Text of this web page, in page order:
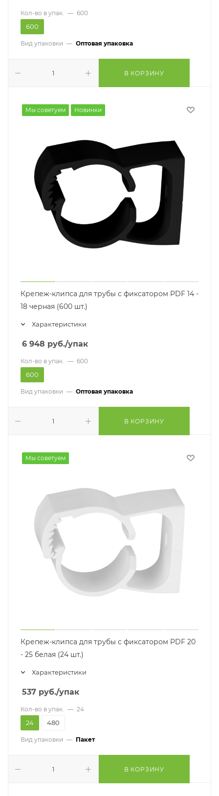
Кол-во в упак. — 600
600
Вид упаковки — Оптовая упаковка
В КОРЗИНУ
Мы советуем Новинки
Крепеж-клипса для трубы с фиксатором PDF 14 -
18 черная (600 шт.)
Характеристики
6 948 руб./упак
Кол-во в упак. — 600
600
Вид упаковки — Оптовая упаковка
В КОРЗИНУ
Мы советуем
Крепеж-клипса для трубы с фиксатором PDF 20
- 25 белая (24 шт.)
Характеристики
537 руб./упак
Кол-во в упак. — 24
24 480
Вид упаковки — Пакет
В КОРЗИНУ